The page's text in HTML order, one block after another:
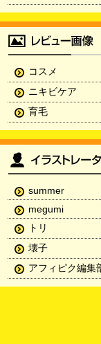
コスメ
ニキビケア
育毛
summer
megumi
トリ
壊子
アフィピク編集